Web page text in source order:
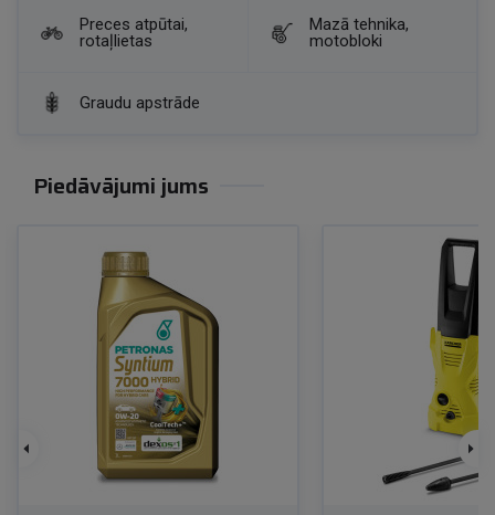
Preces atpūtai,
rotaļlietas
Mazā tehnika,
motobloki
Graudu apstrāde
Piedāvājumi jums